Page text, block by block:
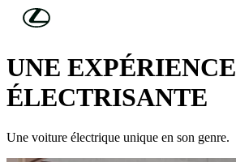
Skip to Main Content
LEXUS ELECTRIFIED
UNE EXPÉRIENCE
ÉLECTRISANTE
Une voiture électrique unique en son genre.